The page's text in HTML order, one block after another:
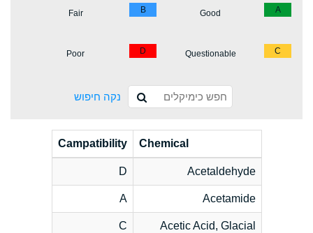
A
Good
B
Fair
C
Questionable
D
Poor
נקה חיפוש
Chemical
Campatibility
Acetaldehyde
D
Acetamide
A
Acetic Acid, Glacial
C